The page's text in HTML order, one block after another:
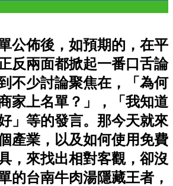
公佈後，如預期的，在平
反兩面都掀起一番口舌論
不少討論聚焦在，「為何
家上名單？」，「我知道
」等的發言。那今天就來
產業，以及如何使用免費
，來找出相對客觀，卻沒
的台南牛肉湯隱藏王者，